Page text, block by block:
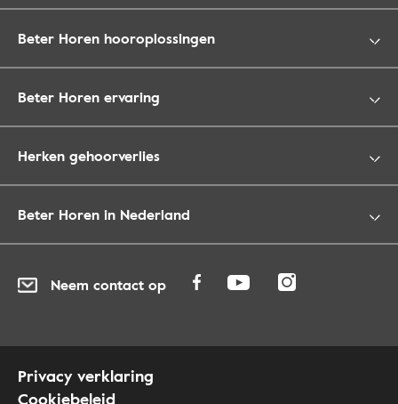
Beter Horen hooroplossingen
Beter Horen ervaring
Herken gehoorverlies
Beter Horen in Nederland
Neem contact op
Privacy verklaring
Cookiebeleid